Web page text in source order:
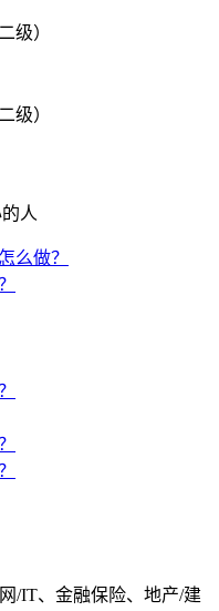
级）
级）
人
么做？
/IT、金融保险、地产/建